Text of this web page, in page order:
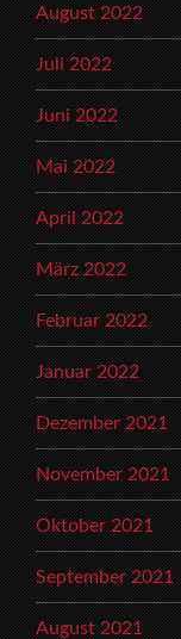
August 2022
Juli 2022
Juni 2022
Mai 2022
April 2022
März 2022
Februar 2022
Januar 2022
Dezember 2021
November 2021
Oktober 2021
September 2021
August 2021